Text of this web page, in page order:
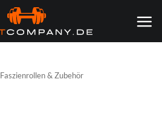
Faszienrollen & Zubehör